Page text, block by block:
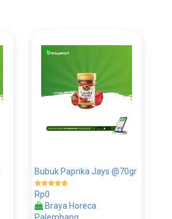
Bubuk Paprika Jays @70gr
Rp0
Braya Horeca
Palembang